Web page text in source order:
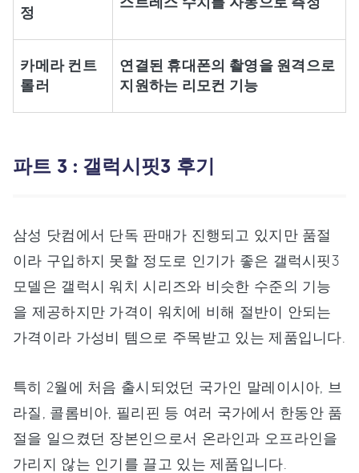
정
카메라 컨트
롤러
연결된 휴대폰의 촬영을 원격으로
지원하는 리모컨 기능
파트 3 : 갤럭시핏3 후기
삼성 닷컴에서 단독 판매가 진행되고 있지만 품절
이라 구입하지 못할 정도로 인기가 좋은 갤럭시핏3
모델은 갤럭시 워치 시리즈와 비슷한 수준의 기능
을 제공하지만 가격이 워치에 비해 절반이 안되는
가격이라 가성비 템으로 주목받고 있는 제품입니다.
특히 2월에 처음 출시되었던 국가인 말레이시아, 브
라질, 콜롬비아, 필리핀 등 여러 국가에서 한동안 품
절을 일으켰던 장본인으로서 온라인과 오프라인을
가리지 않는 인기를 끌고 있는 제품입니다.